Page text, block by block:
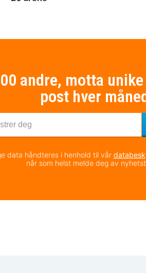
andre, motta
post hver
data håndteres i henhold til vår
når som helst melde deg av